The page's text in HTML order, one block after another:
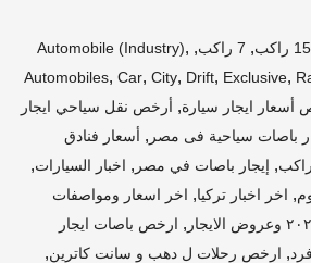
15 راكب , 7 راكب ,
Automobile (industry),
Automobiles, Car, City, Drift, Exclusive,
أسعار ايجار سيارة, أرخص نقل سياحي ايجار
باصات سياحية فى مصر , أسعار فنادق
, إيجار باصات في مصر , اخبار السيارات,
, اخر اخبار تركيا, اخر اسعار ومواصفات
, ارخص باصات ايجار
, ارخص رحلات ل دهب و سانت كاترين,